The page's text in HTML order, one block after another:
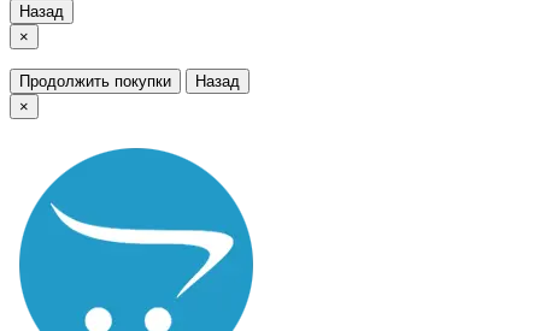
Назад
×
Продолжить покупки
Назад
×